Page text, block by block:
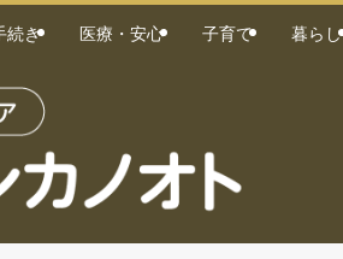
続き 医療・安心 子育て 暮らし